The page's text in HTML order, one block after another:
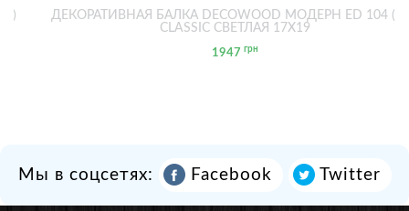
ДЕКОРАТИВНАЯ БАЛКА DECOWOOD МОДЕРН ED 104
CLASSIC СВЕТЛАЯ 17Х19
1947 грн
Мы в соцсетях: Facebook Twitter